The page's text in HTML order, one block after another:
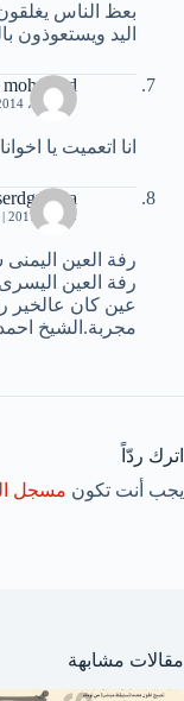
بعظ الناس
اليد ويستعوذون
27 أبريل، 2014 | 9:37 ص
انا اتعميت يا
3 مايو، 2017 | 9:46 م
رفة العين
رفة العين
عين كان
مجربة.الشيخ
اترك ردّاً
يجب أنت تكون مسجل
مقالات مشابهة